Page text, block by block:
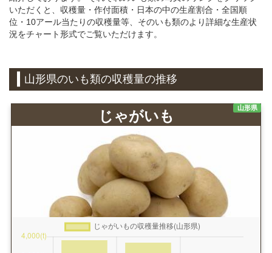
いただくと、収穫量・作付面積・日本の中の生産割合・全国順
位・10アール当たりの収穫量等、そのいも類のより詳細な生産状
況をチャート形式でご覧いただけます。
山形県のいも類の収穫量の推移
山形県
じゃがいも